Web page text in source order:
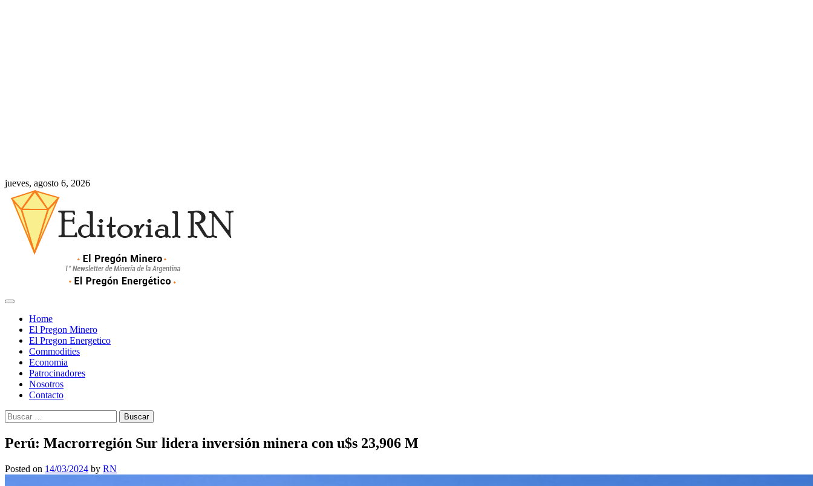
jueves, agosto 6, 2026
Home
El Pregon Minero
El Pregon Energetico
Commodities
Economia
Patrocinadores
Nosotros
Contacto
Buscar:
Perú: Macrorregión Sur lidera inversión minera con u$s 23,906 M
Posted on 14/03/2024 by RN